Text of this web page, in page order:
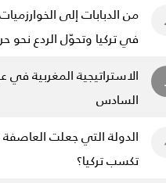
من الدبابات إلى
في تركيا وتحوّل الردع نحو
الاستراتيجية المغربية
السادس
الدولة التي جعلت
تكسب تركيا؟